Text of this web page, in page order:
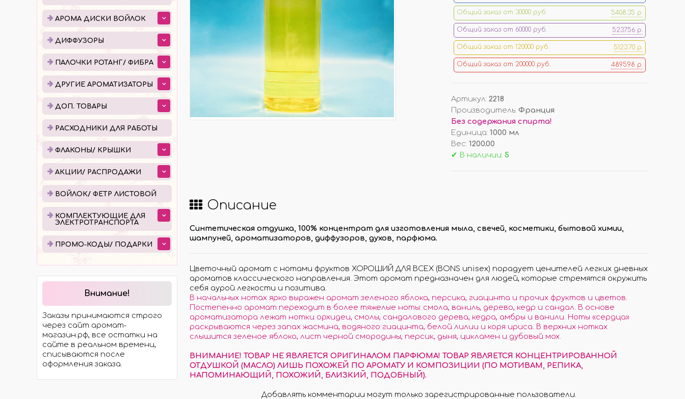
ДИФФУЗОРЫ
ЕМКОСТИ ДЛЯ ДИФФУЗОРОВ
ГОТОВЫЕ ДИФФУЗОРЫ
ЖИДКОСТЬ ДЛЯ ДИФФУЗОРОВ
ПАЛОЧКИ РОТАНГ/ ФИБРА
УПАКОВКИ ПО 100 ШТ
ДРУГИЕ АРОМАТИЗАТОРЫ
НА ДЕФЛЕКТОР АВТО
ДОП. ТОВАРЫ
ДЛЯ ДЕГУСТАЦИИ АРОМАТОВ
КОРОБКИ/ УПАКОВКА
СТОЙКИ/ ПОДСТАВКИ
ПОДВЕСКИ (РАСПРОДАЖА!)
РАСХОДНИКИ ДЛЯ РАБОТЫ АКЦИИ/ РАСПРОДАЖИ ВОЙЛОК/ ФЕТР ЛИСТОВОЙ
КОМПЛЕКТУЮЩИЕ ДЛЯ
ЭЛЕКТРОТРАНСПОРТА
МОСТЫ
ХОДОВАЯ ЧАСТЬ
ЭЛЕКТРОМОТОРЫ И
КОМПЛЕКТЫ
ГИДРАВЛИКА
КОЛЁСА И ШИНЫ
ПРОМО-КОДЫ
Общий заказ от 30000 руб. 5408.35 р.
Общий заказ от 60000 руб. 5237.56 р.
Общий заказ от 120000 руб. 5123.70 р.
Общий заказ от 200000 руб. 4895.98 р.
Артикул: 2218
Производитель: Франция
Без содержания спирта!
Единица: 1000 мл
Вес: 1200.00
✔ В наличии: 5
Описание
Синтетическая отдушка, 100% концентрат для изготовления мыла, свечей, косметики, бытовой химии,
шампуней, ароматизаторов, диффузоров, духов, парфюма.
Цветочный аромат с нотами фруктов ХОРОШИЙ ДЛЯ ВСЕХ (BONS unisex) порадует ценителей легких дневных
ароматов классического направления. Этот аромат предназначен для людей, которые стремятся окружить
себя аурой легкости и позитива.
В начальных нотах ярко выражен аромат зеленого яблока, персика, гиацинта и прочих фруктов и цветов.
Постепенно аромат переходит в более тяжелые ноты: смола, ваниль, дерево, кедр и сандал. В основе
ароматизатора лежат нотки орхидеи, смолы, сандалового дерева, кедра, амбры и ванили. Ноты «сердца»
раскрываются через запах жасмина, водяного гиацинта, белой лилии и коря ириса. В верхних нотках
слышится зеленое яблоко, лист черной смородины, персик, дыня, цикламен и дубовый мох.
ВНИМАНИЕ! ТОВАР НЕ ЯВЛЯЕТСЯ ОРИГИНАЛОМ ПАРФЮМА! ТОВАР ЯВЛЯЕТСЯ КОНЦЕНТРИРОВАННОЙ
ОТДУШКОЙ (МАСЛО) ЛИШЬ ПОХОЖЕЙ ПО АРОМАТУ И КОМПОЗИЦИИ (ПО МОТИВАМ, РЕПИКА,
НАПОМИНАЮЩИЙ, ПОХОЖИЙ, БЛИЗКИЙ, ПОДОБНЫЙ).
Добавлять комментарии могут только зарегистрированные пользователи.
АРОМА ДИСКИ ВОЙЛОК
ДИФФУЗОРЫ
ПАЛОЧКИ РОТАНГ/ ФИБРА
ДРУГИЕ АРОМАТИЗАТОРЫ
ДОП. ТОВАРЫ
РАСХОДНИКИ ДЛЯ РАБОТЫ
ФЛАКОНЫ/ КРЫШКИ
АКЦИИ/ РАСПРОДАЖИ
ВОЙЛОК/ ФЕТР ЛИСТОВОЙ
КОМПЛЕКТУЮЩИЕ ДЛЯ
ЭЛЕКТРОТРАНСПОРТА
ПРОМО-КОДЫ/ ПОДАРКИ
Внимание!
Заказы принимаются строго
через сайт аромат-
магазин.рф, все остатки на
сайте в реальном времени,
списываются после
оформления заказа.